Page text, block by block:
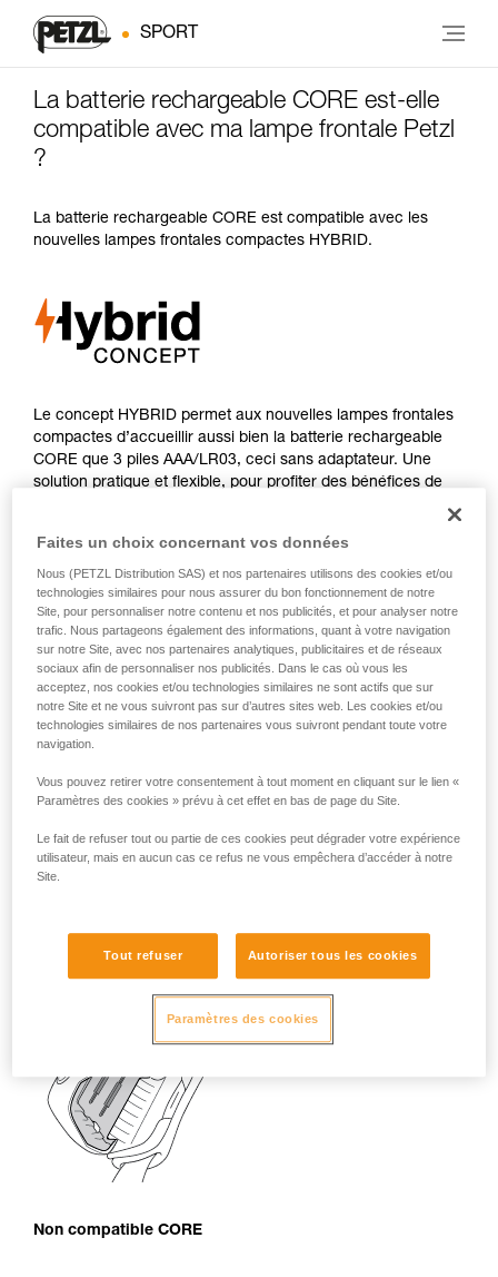
SPORT
La batterie rechargeable CORE est-elle
compatible avec ma lampe frontale Petzl
?
La batterie rechargeable CORE est compatible avec les
nouvelles lampes frontales compactes HYBRID.
Le concept HYBRID permet aux nouvelles lampes frontales
compactes d’accueillir aussi bien la batterie rechargeable
CORE que 3 piles AAA/LR03, ceci sans adaptateur. Une
solution pratique et flexible, pour profiter des bénéfices de
Pour savoir si votre lampe frontale est compatible avec la
1. Ouvrez votre lampe.
2. Retirez les piles.
• Si le boîtier piles est comme sur le dessin ci-dessous, alors
Non compatible CORE
Faites un choix concernant vos données
Nous (PETZL Distribution SAS) et nos partenaires utilisons des cookies et/ou
technologies similaires pour nous assurer du bon fonctionnement de notre
Site, pour personnaliser notre contenu et nos publicités, et pour analyser notre
trafic. Nous partageons également des informations, quant à votre navigation
sur notre Site, avec nos partenaires analytiques, publicitaires et de réseaux
sociaux afin de personnaliser nos publicités. Dans le cas où vous les
acceptez, nos cookies et/ou technologies similaires ne sont actifs que sur
notre Site et ne vous suivront pas sur d’autres sites web. Les cookies et/ou
technologies similaires de nos partenaires vous suivront pendant toute votre
navigation.
Vous pouvez retirer votre consentement à tout moment en cliquant sur le lien «
Paramètres des cookies » prévu à cet effet en bas de page du Site.
Le fait de refuser tout ou partie de ces cookies peut dégrader votre expérience
utilisateur, mais en aucun cas ce refus ne vous empêchera d’accéder à notre
Site.
Tout refuser Autoriser tous les cookies
Paramètres des cookies